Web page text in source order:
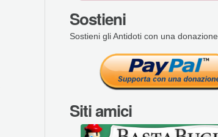
Sostieni
Sostieni gli Antidoti con una donazione
Siti amici